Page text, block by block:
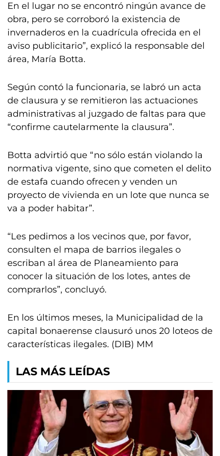
En el lugar no se encontró ningún avance de
obra, pero se corroboró la existencia de
invernaderos en la cuadrícula ofrecida en el
aviso publicitario”, explicó la responsable del
área, María Botta.
Según contó la funcionaria, se labró un acta
de clausura y se remitieron las actuaciones
administrativas al juzgado de faltas para que
“confirme cautelarmente la clausura”.
Botta advirtió que “no sólo están violando la
normativa vigente, sino que cometen el delito
de estafa cuando ofrecen y venden un
proyecto de vivienda en un lote que nunca se
va a poder habitar”.
“Les pedimos a los vecinos que, por favor,
consulten el mapa de barrios ilegales o
escriban al área de Planeamiento para
conocer la situación de los lotes, antes de
comprarlos”, concluyó.
En los últimos meses, la Municipalidad de la
capital bonaerense clausuró unos 20 loteos de
características ilegales. (DIB) MM
LAS MÁS LEÍDAS